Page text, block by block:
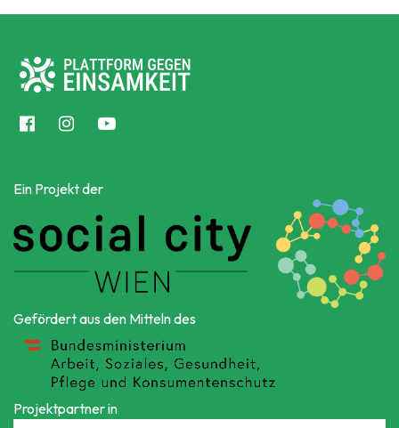
Ein Projekt der
Gefördert aus den Mitteln des
Projektpartner in